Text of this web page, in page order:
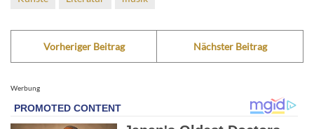
Vorheriger Beitrag Nächster Beitrag
Werbung